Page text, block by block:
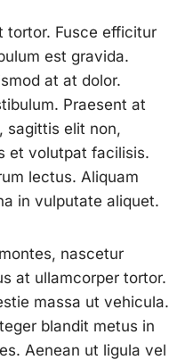
tortor. Fusce efficitur
est gravida.
at at dolor.
Praesent at
sagittis elit non,
et volutpat facilisis.
lectus. Aliquam
in vulputate aliquet.
nascetur
at ullamcorper tortor.
massa ut vehicula.
blandit metus in
Aenean ut ligula vel